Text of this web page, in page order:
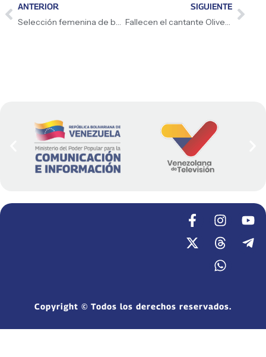
ANTERIOR
Selección femenina de baloncesto clasifica a Copa del Mundo
SIGUIENTE
Fallecen el cantante Oliver Tree y el youtuber Gaspi en un choque de helicópteros en Brasil
Copyright © Todos los derechos reservados.